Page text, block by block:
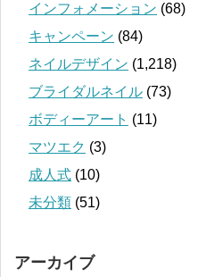
インフォメーション (68)
キャンペーン (84)
ネイルデザイン (1,218)
ブライダルネイル (73)
ボディーアート (11)
マツエク (3)
成人式 (10)
未分類 (51)
アーカイブ